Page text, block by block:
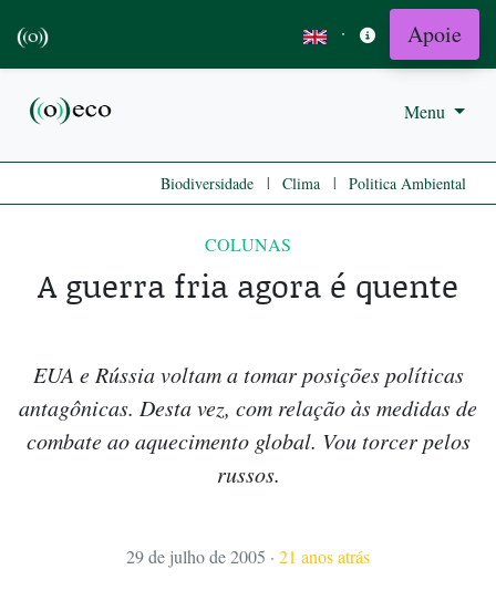
· Apoie
Menu
Biodiversidade | Clima | Politica Ambiental
COLUNAS
A guerra fria agora é quente
EUA e Rússia voltam a tomar posições políticas
antagônicas. Desta vez, com relação às medidas de
combate ao aquecimento global. Vou torcer pelos
russos.
29 de julho de 2005 · 21 anos atrás